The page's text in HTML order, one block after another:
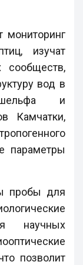
мониторинг
изучат
сообществ,
вод в
шельфа и
Камчатки,
параметры
пробы для
научных
позволит